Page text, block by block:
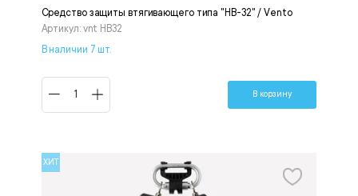
Средство защиты втягивающего типа "НВ-32" / Vento
Артикул: vnt HB32
В наличии 7 шт.
В корзину
ХИТ